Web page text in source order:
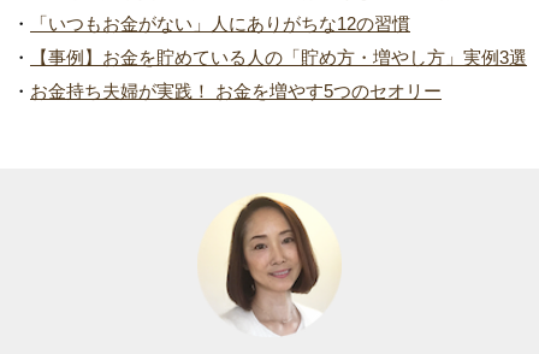
・
「いつもお金がない」人にありがちな12の習慣
・
【事例】お金を貯めている人の「貯め方・増やし方」実例3選
・ お金持ち夫婦が実践！ お金を増やす5つのセオリー